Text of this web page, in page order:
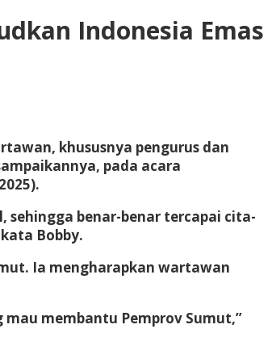
Indonesia Emas
khususnya pengurus dan
pada acara
sehingga benar-benar tercapai cita-
Bobby.
Ia mengharapkan wartawan
membantu Pemprov Sumut,”